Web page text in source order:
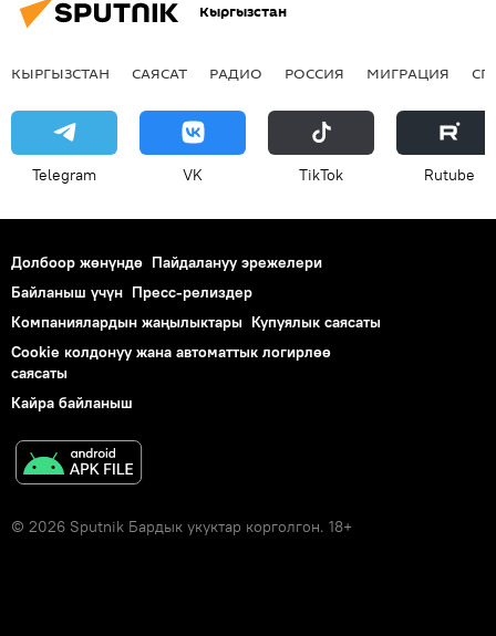
Кыргызстан
КЫРГЫЗСТАН САЯСАТ РАДИО РОССИЯ МИГРАЦИЯ
Telegram VK ТikТоk Rutube
Долбоор жөнүндө Пайдалануу эрежелери
Байланыш үчүн Пресс-релиздер
Компаниялардын жаңылыктары Купуялык саясаты
Cookie колдонуу жана автоматтык логирлөө
саясаты
Кайра байланыш
© 2026 Sputnik Бардык укуктар корголгон. 18+